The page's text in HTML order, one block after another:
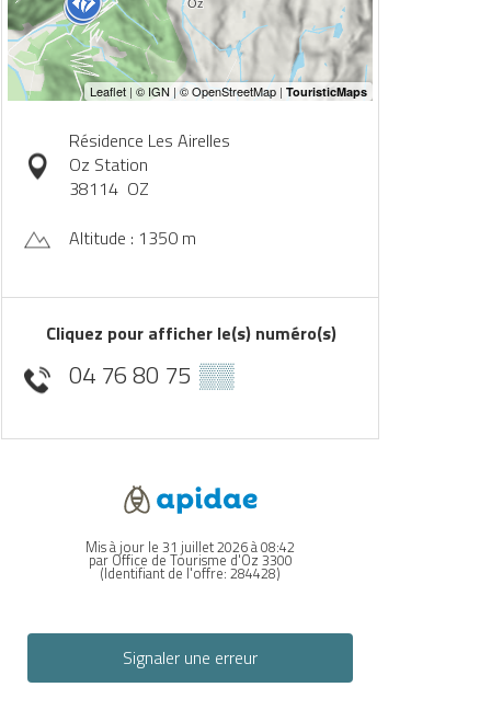
Résidence Les Airelles
Oz Station
38114 OZ
Altitude : 1350 m
Cliquez pour afficher le(s) numéro(s)
04 76 80 75 ▒▒
Mis à jour le 31 juillet 2026 à 08:42
par Office de Tourisme d'Oz 3300
(Identifiant de l'offre: 284428)
Signaler une erreur